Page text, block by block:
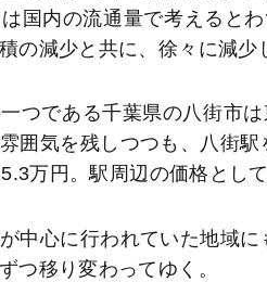
国内の流通量で考えると
の減少と共に、徐々に減少
つである千葉県の八街市
囲気を残しつつも、八街
万円。駅周辺の価格とし
中心に行われていた地域
つ移り変わってゆく。